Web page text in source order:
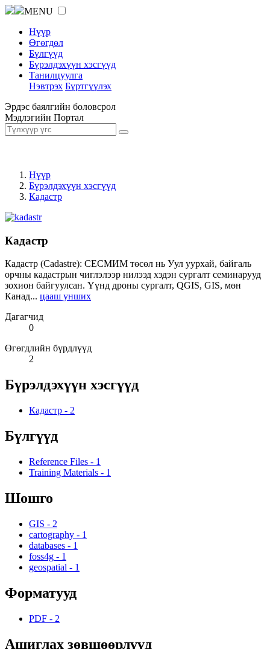
MENU
Нүүр
Өгөгдөл
Бүлгүүд
Бүрэлдэхүүн хэсгүүд
Танилцуулга
Нэвтрэх Бүртгүүлэх
Эрдэс баялгийн боловсрол
Мэдлэгийн Портал
Нүүр
Бүрэлдэхүүн хэсгүүд
Кадастр
Кадастр
Кадастр (Cadastre): СЕСМИМ төсөл нь Уул уурхай, байгаль
орчны кадастрын чиглэлээр нилээд хэдэн сургалт семинарууд
зохион байгуулсан. Үүнд дроны сургалт, QGIS, GIS, мөн
Канад... цааш унших
Дагагчид
0
Өгөгдлийн бүрдлүүд
2
Бүрэлдэхүүн хэсгүүд
Кадастр - 2
Бүлгүүд
Reference Files - 1
Training Materials - 1
Шошго
GIS - 2
cartography - 1
databases - 1
foss4g - 1
geospatial - 1
Форматууд
PDF - 2
Ашиглах зөвшөөрлүүд